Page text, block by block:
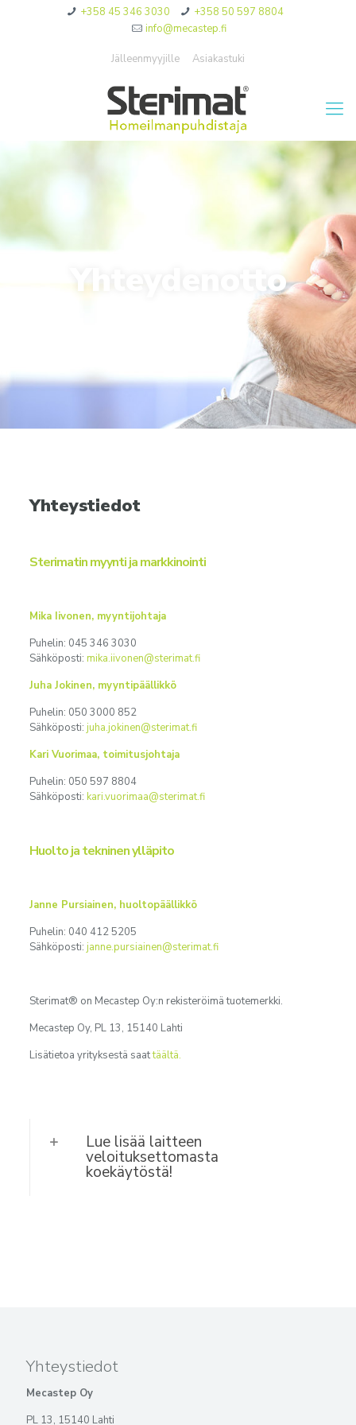
+358 45 346 3030
+358 50 597 8804
info@mecastep.fi
Jälleenmyyjille Asiakastuki
Yhteydenotto
Yhteystiedot
Sterimatin myynti ja markkinointi
Mika Iivonen, myyntijohtaja
Puhelin: 045 346 3030
Sähköposti: mika.iivonen@sterimat.fi
Juha Jokinen, myyntipäällikkö
Puhelin: 050 3000 852
Sähköposti: juha.jokinen@sterimat.fi
Kari Vuorimaa, toimitusjohtaja
Puhelin: 050 597 8804
Sähköposti: kari.vuorimaa@sterimat.fi
Huolto ja tekninen ylläpito
Janne Pursiainen, huoltopäällikkö
Puhelin: 040 412 5205
Sähköposti: janne.pursiainen@sterimat.fi
Sterimat® on Mecastep Oy:n rekisteröimä tuotemerkki.
Mecastep Oy, PL 13, 15140 Lahti
Lisätietoa yrityksestä saattäältä.
Lue lisää laitteen
veloituksettomasta
koekäytöstä!
Yhteystiedot
Mecastep Oy
PL 13, 15140 Lahti